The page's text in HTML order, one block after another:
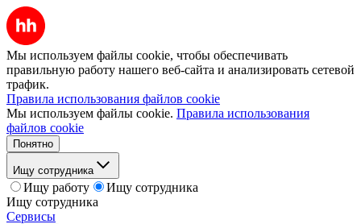
Мы используем файлы cookie, чтобы обеспечивать
правильную работу нашего веб-сайта и анализировать сетевой
трафик.
Правила использования файлов cookie
Мы используем файлы cookie. Правила использования
файлов cookie
Понятно
Ищу сотрудника
Ищу работу
Ищу сотрудника
Ищу сотрудника
Сервисы